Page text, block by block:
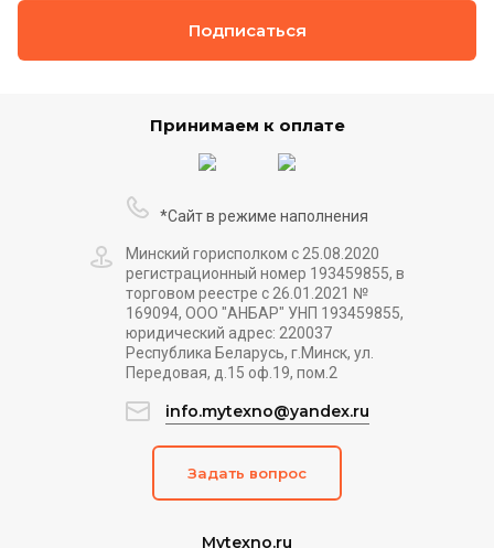
Подписаться
Принимаем к оплате
Mytexno.ru
*Сайт в режиме наполнения
Минский горисполком с 25.08.2020
регистрационный номер 193459855, в
торговом реестре с 26.01.2021 №
169094, ООО "АНБАР" УНП 193459855,
юридический адрес: 220037
Республика Беларусь, г.Минск, ул.
Передовая, д.15 оф.19, пом.2
info.mytexno@yandex.ru
Задать вопрос